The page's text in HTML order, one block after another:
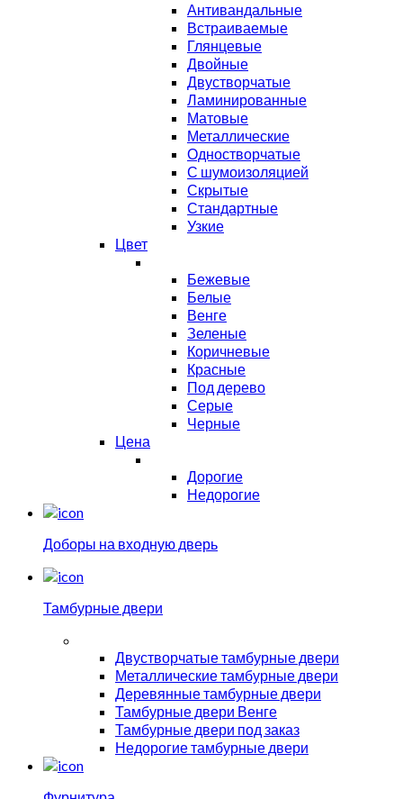
Антивандальные
Встраиваемые
Глянцевые
Двойные
Двустворчатые
Ламинированные
Матовые
Металлические
Одностворчатые
С шумоизоляцией
Скрытые
Стандартные
Узкие
Цвет
Бежевые
Белые
Венге
Зеленые
Коричневые
Красные
Под дерево
Серые
Черные
Цена
Дорогие
Недорогие
Доборы на входную дверь
Тамбурные двери
Двустворчатые тамбурные двери
Металлические тамбурные двери
Деревянные тамбурные двери
Тамбурные двери Венге
Тамбурные двери под заказ
Недорогие тамбурные двери